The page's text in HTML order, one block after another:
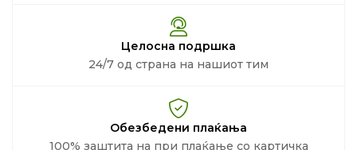
Целосна подршка
24/7 од страна на нашиот тим
Обезбедени плаќања
100% заштита на при плаќање со картичка